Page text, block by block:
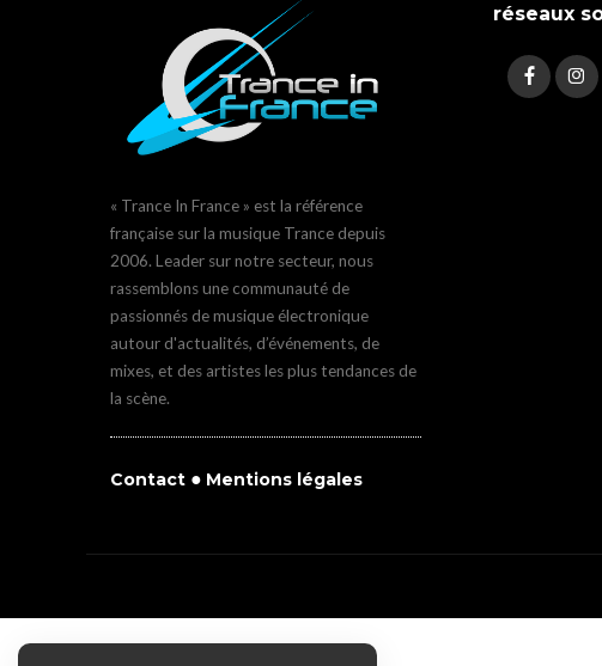
« Trance In France » est la référence
française sur la musique Trance depuis
2006. Leader sur notre secteur, nous
rassemblons une communauté de
passionnés de musique électronique
autour d'actualités, d’événements, de
mixes, et des artistes les plus tendances de
la scène.
Contact ● Mentions légales
réseaux